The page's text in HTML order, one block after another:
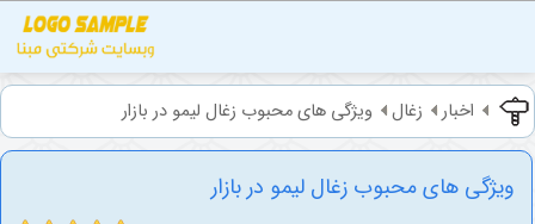
اخبار زغال ویژگی های محبوب زغال لیمو در بازار
ویژگی های محبوب زغال لیمو در بازار